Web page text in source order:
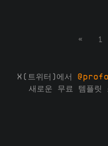
« 1
X(트위터)에서
새로운 무료 템플릿